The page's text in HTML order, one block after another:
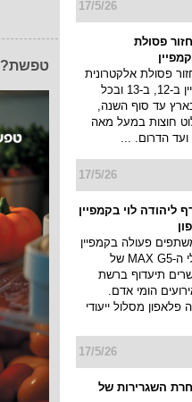
טפשת?
יוצאת לראשונה
ודיגיטל רחב היקף
גורדוניה זכרון יעקב,
על רכס הכרמל
הים ...
17/5/26
פסולת
פסולת אלקטרונית
עולה עם קמפיין ב-12, ב-13 ובכל
עד סוף השנה,
חוצות במעל מאה
ועד הדרום. ...
17/5/26
לוי בקמפיין
פעולה בקמפיין
תיעדוף ברשת
הומי אדם.